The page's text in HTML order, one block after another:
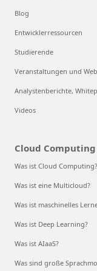
Blog
Entwicklerressourcen
Studierende
Veranstaltungen und
Analystenberichte,
Videos
Cloud Computing
Was ist Cloud Computing?
Was ist eine Multicloud?
Was ist maschinelles
Was ist Deep Learning?
Was ist AIaaS?
Was sind große